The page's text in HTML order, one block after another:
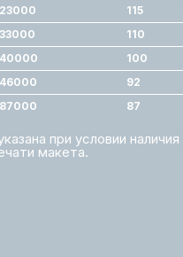
23000
115
33000
110
40000
100
46000
92
87000 87
при условии наличия
макета.